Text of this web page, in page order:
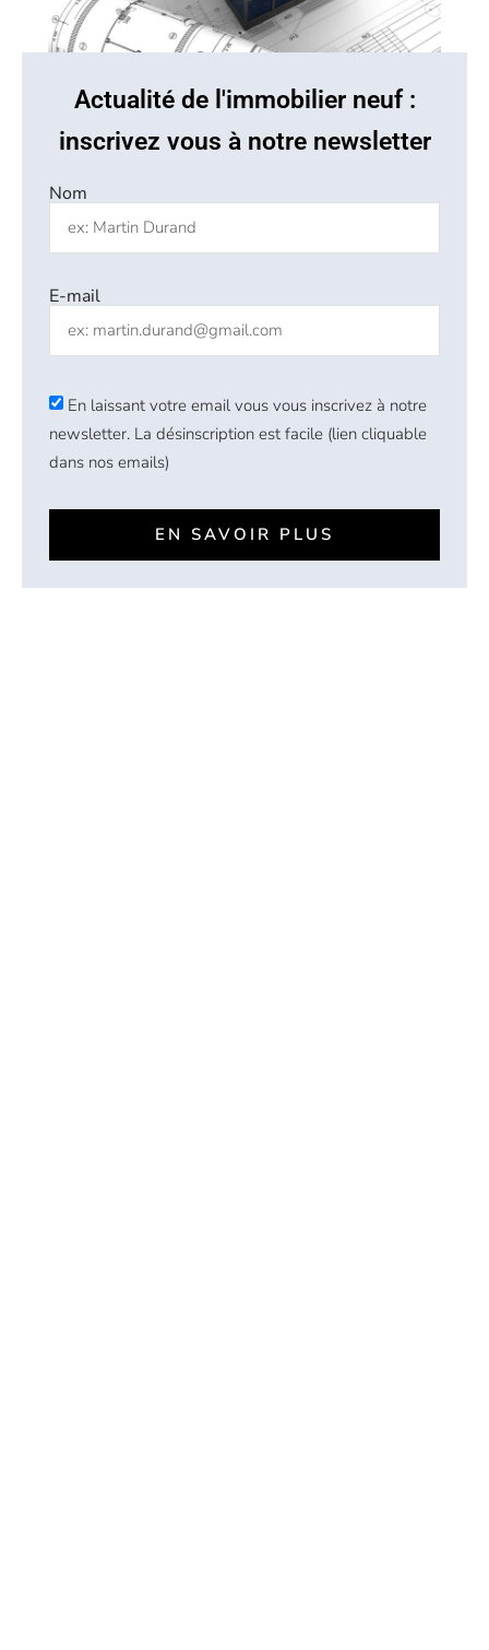
Actualité de l'immobilier neuf :
inscrivez vous à notre newsletter
Nom
E-mail
En laissant votre email vous vous inscrivez à notre
newsletter. La désinscription est facile (lien cliquable
dans nos emails)
EN SAVOIR PLUS